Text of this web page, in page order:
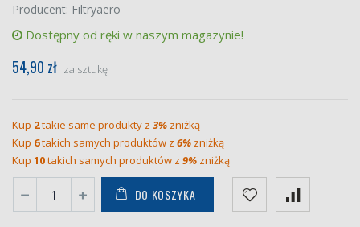
Producent: Filtryaero
Dostępny od ręki w naszym magazynie!
54,90 zł za sztukę
Kup 2takie same produkty z 3% zniżką
Kup 6takich samych produktów z 6% zniżką
Kup 10takich samych produktów z 9% zniżką
DO KOSZYKA